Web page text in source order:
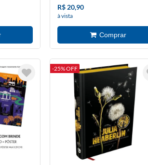
R$ 20,90
à vista
-25% OFF